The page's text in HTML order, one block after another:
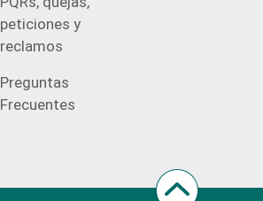
peticiones y
reclamos
Preguntas
Frecuentes